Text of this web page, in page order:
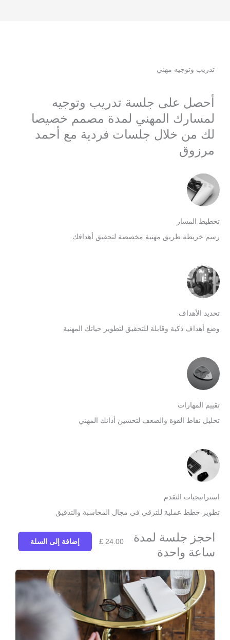
تدريب وتوجيه مهني
أحصل على جلسة تدريب وتوجيه
لمسارك المهني لمدة مصمم خصيصا
لك من خلال جلسات فردية مع أحمد
مرزوق
المسار
خريطة طريق مهنية مخصصة لتحقيق أهدافك
الأهداف
أهداف ذكية وقابلة للتحقيق لتطوير حياتك المهنية
المهارات
نقاط القوة والضعف لتحسين أدائك المهني
التقدم
خطط عملية للترقي في مجال المحاسبة والتدقيق
احجز جلسة لمدة
ساعة واحدة
£24.00 إضافة إلى السلة